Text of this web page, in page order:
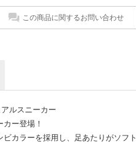
この商品に関するお問い合わせ
ルスニーカー
ー登場！
カラーを採用し、足あたりがソフト